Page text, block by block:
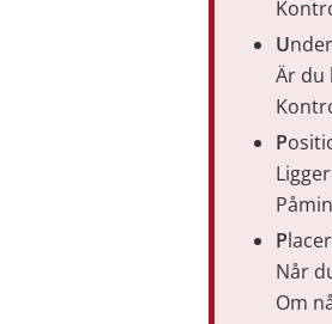
U
Är du
P
P
Når
Om